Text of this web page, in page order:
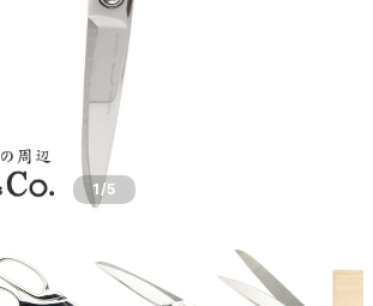
1/5